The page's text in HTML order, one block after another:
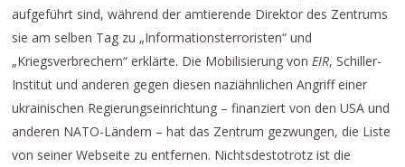
aufgeführt sind, während der amtierende Direktor des Zentrums
sie am selben Tag zu „Informationsterroristen“ und
„Kriegsverbrechern“ erklärte. Die Mobilisierung vonEIR, Schiller-
Institut und anderen gegen diesen naziähnlichen Angriff einer
ukrainischen Regierungseinrichtung – finanziert von den USA und
anderen NATO-Ländern – hat das Zentrum gezwungen, die Liste
von seiner Webseite zu entfernen. Nichtsdestotrotz ist die